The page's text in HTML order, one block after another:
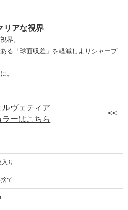
リアな視界
界。
る「球面収差」を軽減しよりシャープ
。
ルヴェティア
ラーはこちら
り
て